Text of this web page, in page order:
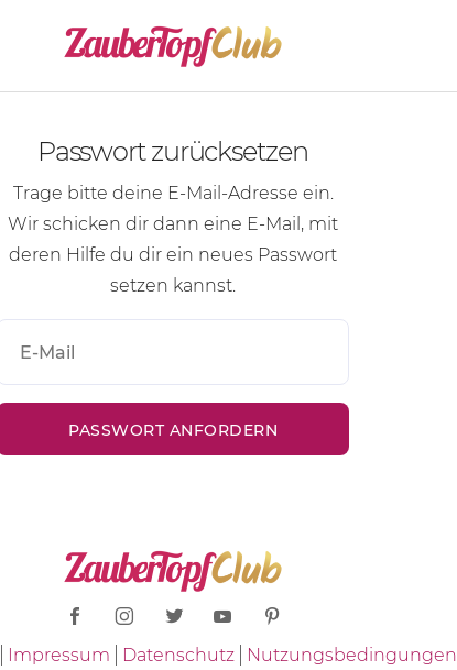
Passwort zurücksetzen
Trage bitte deine E-Mail-Adresse ein.
Wir schicken dir dann eine E-Mail , mit
deren Hilfe du dir ein neues Passwort
setzen kannst.
Impressum Datenschutz Nutzungsbedingungen